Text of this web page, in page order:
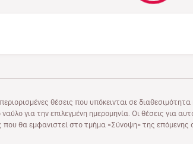
θέσεις που υπόκεινται σε
ναύλο για την επιλεγμένη ημερομηνία. Οι θέσεις για
που θα εμφανιστεί στο τμήμα «Σύνοψη» της επόμενης